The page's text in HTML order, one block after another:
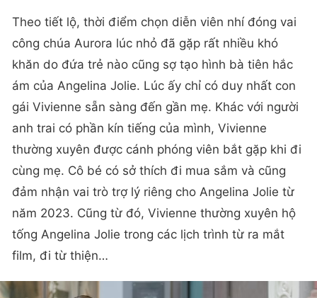
Theo tiết lộ, thời điểm chọn diễn viên nhí đóng vai
công chúa Aurora lúc nhỏ đã gặp rất nhiều khó
khăn do đứa trẻ nào cũng sợ tạo hình bà tiên hắc
ám của Angelina Jolie. Lúc ấy chỉ có duy nhất con
gái Vivienne sẵn sàng đến gần mẹ. Khác với người
anh trai có phần kín tiếng của mình, Vivienne
thường xuyên được cánh phóng viên bắt gặp khi đi
cùng mẹ. Cô bé có sở thích đi mua sắm và cũng
đảm nhận vai trò trợ lý riêng cho Angelina Jolie từ
năm 2023. Cũng từ đó, Vivienne thường xuyên hộ
tống Angelina Jolie trong các lịch trình từ ra mắt
film, đi từ thiện…